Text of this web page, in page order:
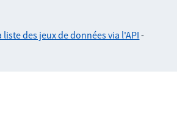
liste des jeux de données via l'API -